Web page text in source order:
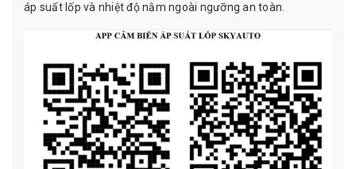
áp suất lốp và nhiệt độ nằm ngoài ngưỡng an toàn.